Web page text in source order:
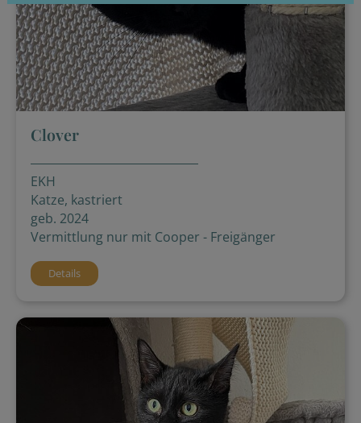
Clover
EKH
Katze, kastriert
geb. 2024
Vermittlung nur mit Cooper - Freigänger
Details